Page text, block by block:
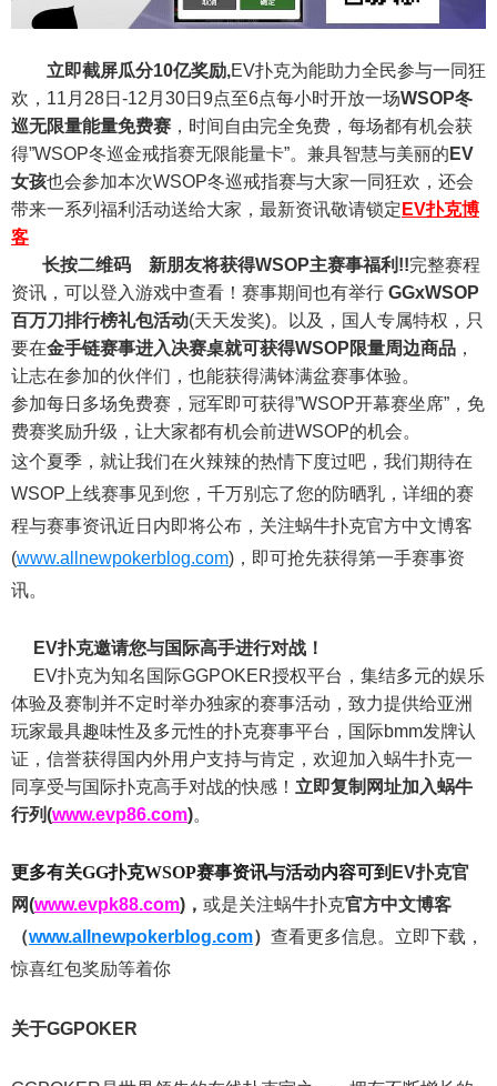
立即截屏瓜分10亿奖励,EV扑克为能助力全民参与一同狂
欢，11月28日-12月30日9点至6点每小时开放一场WSOP冬
巡无限量能量免费赛 ，时间自由完全免费，每场都有机会获
得”WSOP冬巡金戒指赛无限能量卡”。兼具智慧与美丽的 EV
女孩也会参加本次WSOP冬巡戒指赛与大家一同狂欢，还会
带来一系列福利活动送给大家，最新资讯敬请锁定 EV扑克博
客
长按二维码 新朋友将获得WSOP主赛事福利!!完整赛程
资讯，可以登入游戏中查看！赛事期间也有举行 GGxWSOP
百万刀排行榜礼包活动(天天发奖)。以及，国人专属特权，只
要在金手链赛事进入决赛桌就可获得WSOP限量周边商品 ，
让志在参加的伙伴们，也能获得满钵满盆赛事体验。
参加每日多场免费赛，冠军即可获得”WSOP开幕赛坐席”，免
费赛奖励升级，让大家都有机会前进WSOP的机会。
这个夏季，就让我们在火辣辣的热情下度过吧，我们期待在
WSOP上线赛事见到您，千万别忘了您的防晒乳，详细的赛
程与赛事资讯近日内即将公布，关注蜗牛扑克官方中文博客
(www.allnewpokerblog.com)，即可抢先获得第一手赛事资
讯。
EV扑克邀请您与国际高手进行对战！
EV扑克为知名国际GGPOKER授权平台，集结多元的娱乐
体验及赛制并不定时举办独家的赛事活动，致力提供给亚洲
玩家最具趣味性及多元性的扑克赛事平台，国际bmm发牌认
证，信誉获得国内外用户支持与肯定，欢迎加入蜗牛扑克一
同享受与国际扑克高手对战的快感！ 立即复制网址加入蜗牛
行列(www.evp86.com)。
更多有关GG扑克WSOP赛事资讯与活动内容可到 EV扑克官
网(www.evpk88.com) ， 或是关注蜗牛扑克官方中文博客
（www.allnewpokerblog.com） 查看更多信息。立即下载，
惊喜红包奖励等着你
关于GGPOKER